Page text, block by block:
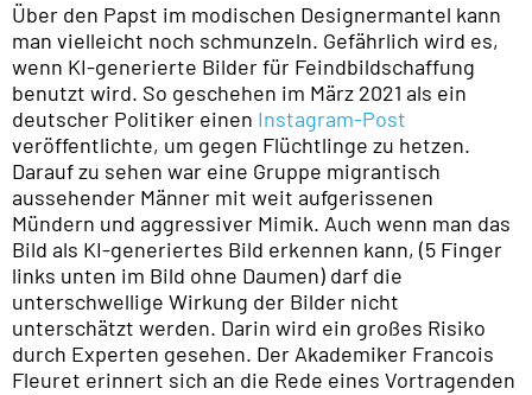
Über den Papst im modischen Designermantel kann
man vielleicht noch schmunzeln. Gefährlich wird es,
wenn KI-generierte Bilder für Feindbildschaffung
benutzt wird. So geschehen im März 2021 als ein
deutscher Politiker einen Instagram-Post
veröffentlichte, um gegen Flüchtlinge zu hetzen.
Darauf zu sehen war eine Gruppe migrantisch
aussehender Männer mit weit aufgerissenen
Mündern und aggressiver Mimik. Auch wenn man das
Bild als KI-generiertes Bild erkennen kann, (5 Finger
links unten im Bild ohne Daumen) darf die
unterschwellige Wirkung der Bilder nicht
unterschätzt werden. Darin wird ein großes Risiko
durch Experten gesehen. Der Akademiker Francois
Fleuret erinnert sich an die Rede eines Vortragenden